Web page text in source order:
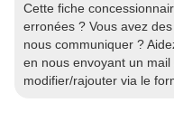
Cette fiche
erronées ? Vous avez
nous communiquer ?
en nous envoyant un
modifier/rajouter via le